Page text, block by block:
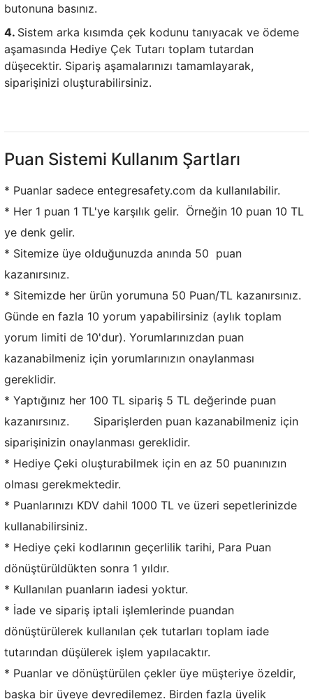
butonuna basınız.
4. Sistem arka kısımda çek kodunu tanıyacak ve ödeme
aşamasında Hediye Çek Tutarı toplam tutardan
düşecektir. Sipariş aşamalarınızı tamamlayarak,
siparişinizi oluşturabilirsiniz.
Puan Sistemi Kullanım Şartları
* Puanlar sadece entegresafety.com da kullanılabilir.
* Her 1 puan 1 TL'ye karşılık gelir. Örneğin 10 puan 10 TL
ye denk gelir.
* Sitemize üye olduğunuzda anında 50 puan
kazanırsınız.
* Sitemizde her ürün yorumuna 50 Puan/TL kazanırsınız.
Günde en fazla 10 yorum yapabilirsiniz (aylık toplam
yorum limiti de 10'dur). Yorumlarınızdan puan
kazanabilmeniz için yorumlarınızın onaylanması
gereklidir.
* Yaptığınız her 100 TL sipariş 5 TL değerinde puan
kazanırsınız. Siparişlerden puan kazanabilmeniz için
siparişinizin onaylanması gereklidir.
* Hediye Çeki oluşturabilmek için en az 50 puanınızın
olması gerekmektedir.
* Puanlarınızı KDV dahil 1000 TL ve üzeri sepetlerinizde
kullanabilirsiniz.
* Hediye çeki kodlarının geçerlilik tarihi, Para Puan
dönüştürüldükten sonra 1 yıldır.
* Kullanılan puanların iadesi yoktur.
* İade ve sipariş iptali işlemlerinde puandan
dönüştürülerek kullanılan çek tutarları toplam iade
tutarından düşülerek işlem yapılacaktır.
* Puanlar ve dönüştürülen çekler üye müşteriye özeldir,
başka bir üyeye devredilemez. Birden fazla üyelik